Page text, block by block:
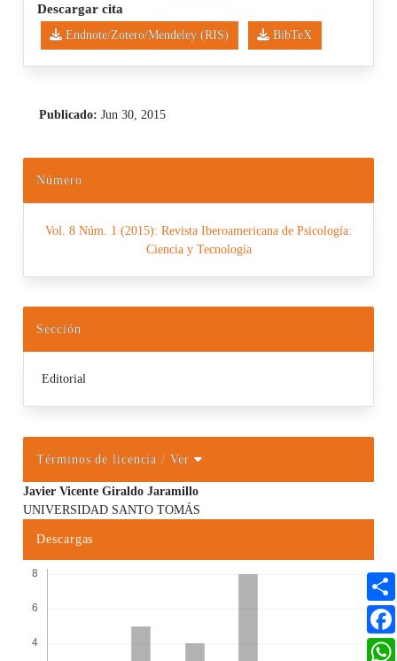
Descargar cita
Endnote/Zotero/Mendeley (RIS) BibTeX
Publicado: Jun 30, 2015
Número
Vol. 8 Núm. 1 (2015): Revista Iberoamericana de Psicología:
Ciencia y Tecnología
Sección
Editorial
Términos de licencia/ Ver
Contenido principal del artículo
Javier Vicente Giraldo Jaramillo
UNIVERSIDAD SANTO TOMÁS
Descargas